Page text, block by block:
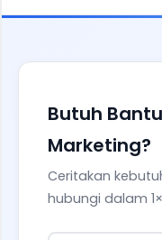
Butuh
Marketing?
Ceritakan
hubungi dalam